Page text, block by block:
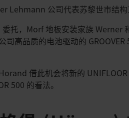
Lehmann 公司代表苏黎世市结
托，Morf 地板安装家族 Werner
司高品质的电池驱动的
借此机会将新的
500 的看法。